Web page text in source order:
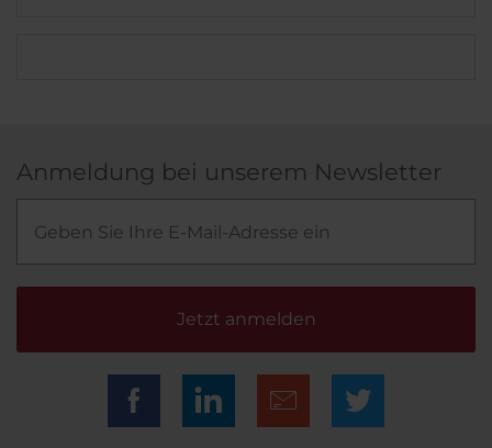
Anmeldung bei unserem Newsletter
Jetzt anmelden